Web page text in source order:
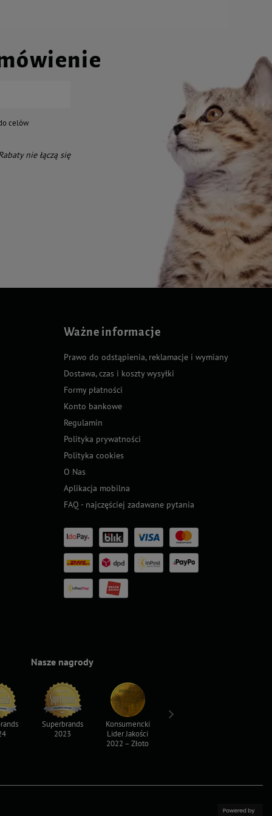
celów
nie łączą się
Ważne informacje
Prawo do odstąpienia, reklamacje i wymiany
Dostawa, czas i koszty wysyłki
Formy płatności
Konto bankowe
Regulamin
Polityka prywatności
Polityka cookies
O Nas
Aplikacja mobilna
FAQ - najczęściej zadawane pytania
Nasze nagrody
Superbrands
2023
Konsumencki
Lider Jakości
2022 – Złoto